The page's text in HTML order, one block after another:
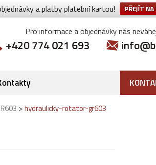
a platby platební kartou! PŘEJÍT NA
Pro informace a objednávky nás
+420 774 021 693
>hydraulicky-rotator-gr603